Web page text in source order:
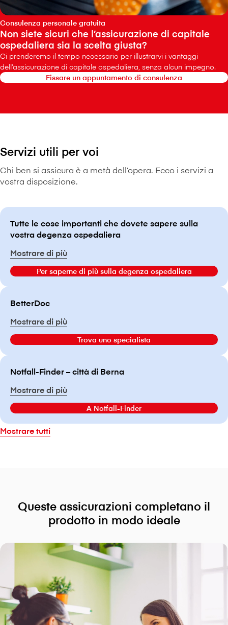
Consulenza personale gratuita
Non siete sicuri che l’assicurazione di capitale
ospedaliera sia la scelta giusta?
Ci prenderemo il tempo necessario per illustrarvi i vantaggi
dell’assicurazione di capitale ospedaliera, senza alcun impegno.
Fissare un appuntamento di consulenza
Servizi utili per voi
Chi ben si assicura è a metà dell’opera. Ecco i servizi a
vostra disposizione.
Tutte le cose importanti che dovete sapere sulla
vostra degenza ospedaliera
Mostrare di più
Per saperne di più sulla degenza ospedaliera
BetterDoc
Mostrare di più
Trova uno specialista
Notfall-Finder – città di Berna
Mostrare di più
A Notfall-Finder
Mostrare tutti
Queste assicurazioni completano il
prodotto in modo ideale